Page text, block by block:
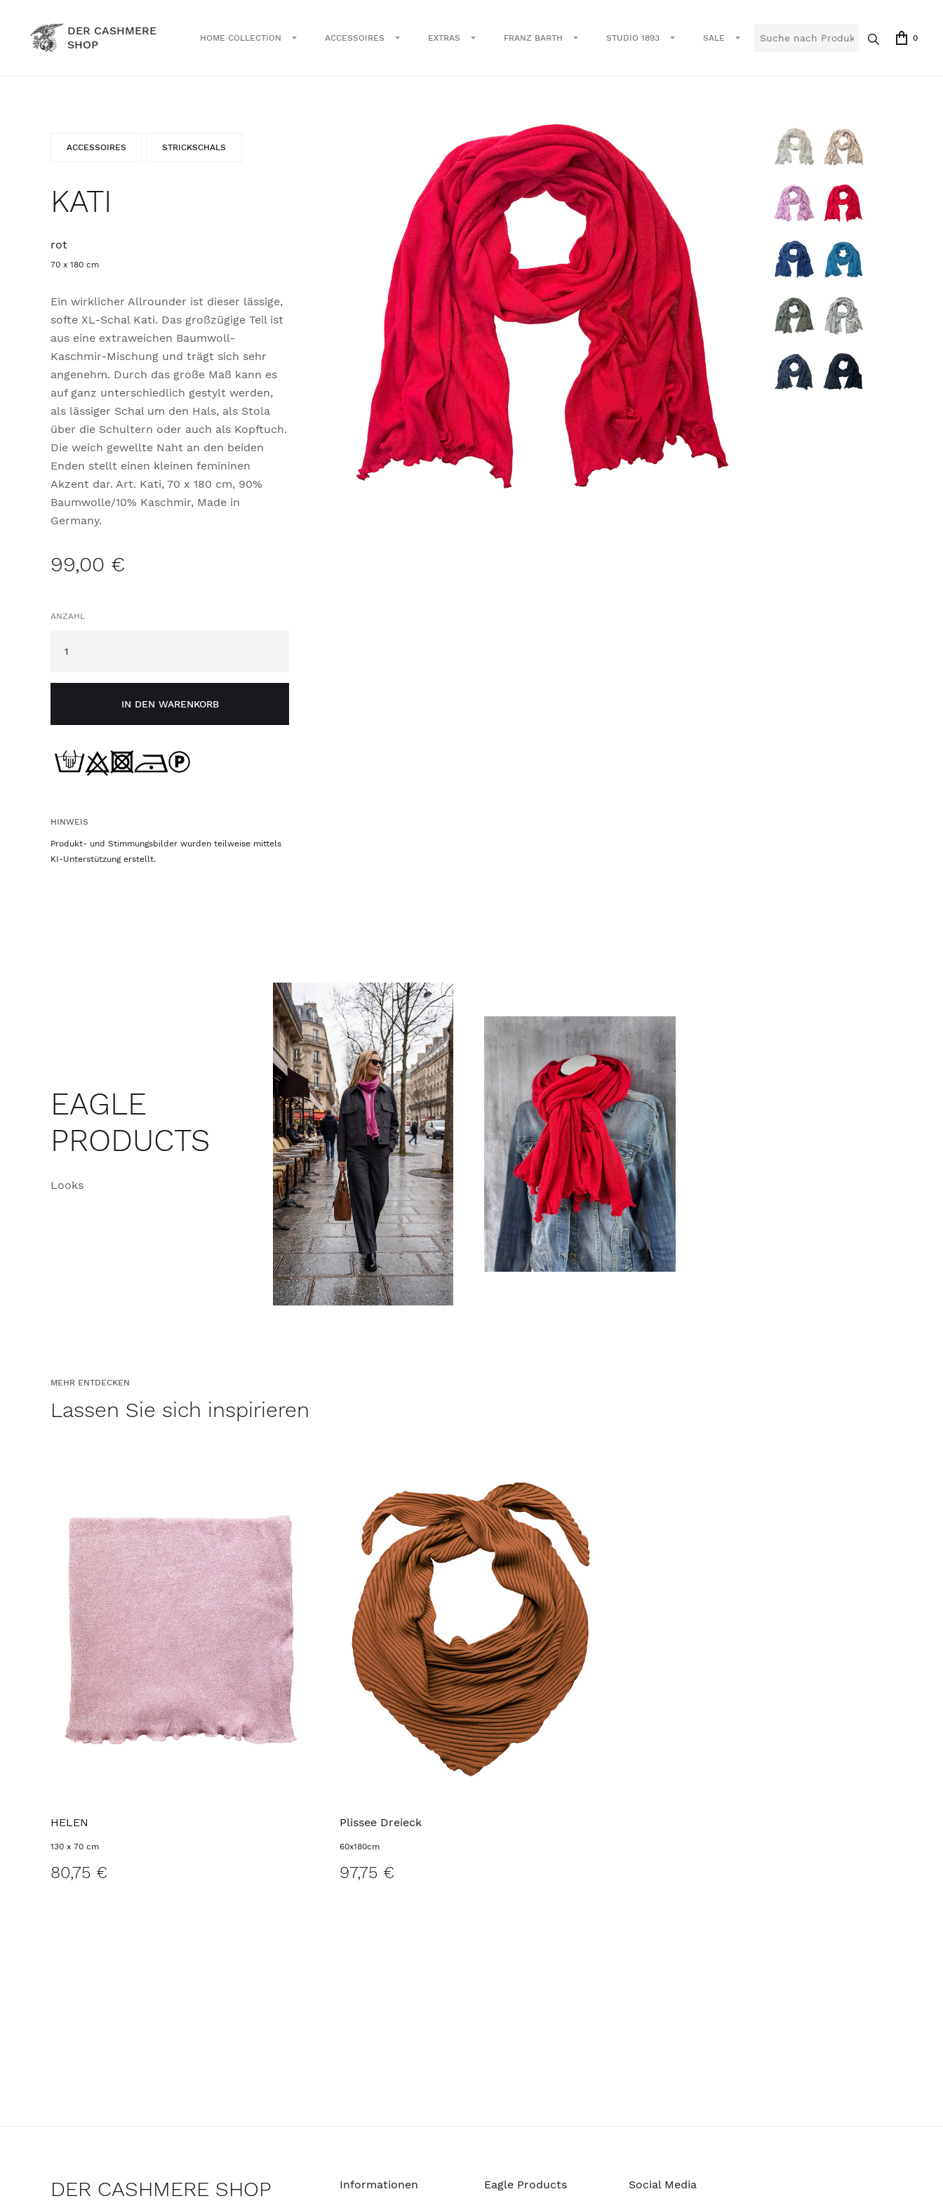
DER CASHMERE
SHOP
HOME COLLECTION ACCESSOIRES EXTRAS FRANZ BARTH STUDIO 1893 SALE 0
ACCESSOIRES STRICKSCHALS
KATI
rot
70 x 180 cm
Ein wirklicher Allrounder ist dieser lässige,
softe XL-Schal Kati. Das großzügige Teil ist
aus eine extraweichen Baumwoll-
Kaschmir-Mischung und trägt sich sehr
angenehm. Durch das große Maß kann es
auf ganz unterschiedlich gestylt werden,
als lässiger Schal um den Hals, als Stola
über die Schultern oder auch als Kopftuch.
Die weich gewellte Naht an den beiden
Enden stellt einen kleinen femininen
Akzent dar. Art. Kati, 70 x 180 cm, 90%
Baumwolle/10% Kaschmir, Made in
Germany.
99,00 €
ANZAHL
IN DEN WARENKORB
HINWEIS
Produkt- und Stimmungsbilder wurden teilweise mittels
KI-Unterstützung erstellt.
EAGLE
PRODUCTS
Looks
MEHR ENTDECKEN
Lassen Sie sich inspirieren
HELEN
130 x 70 cm
80,75 €
Plissee Dreieck
60x180cm
97,75 €
DER CASHMERE SHOP Informationen Eagle Products Social Media